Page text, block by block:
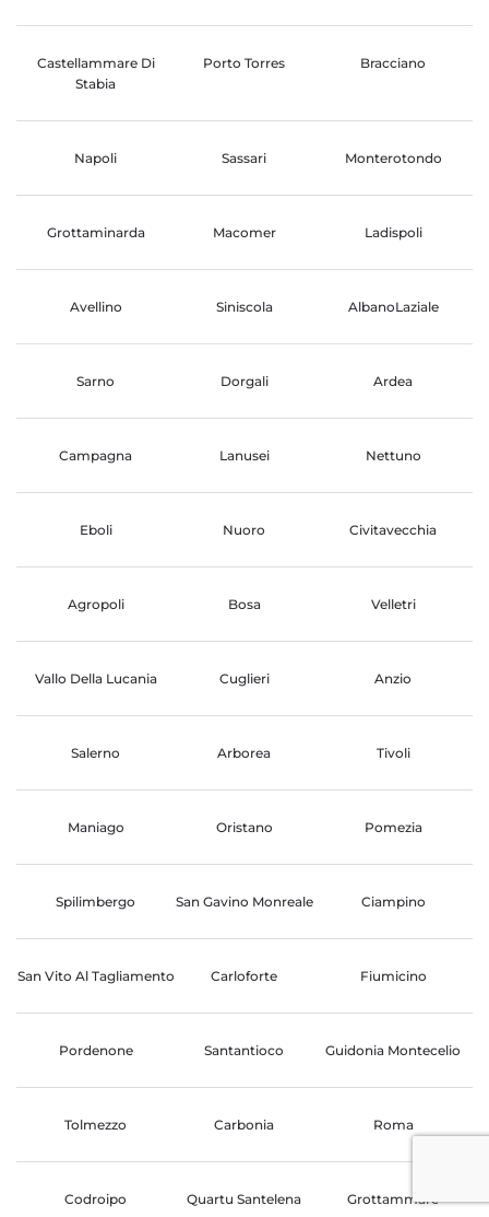
Castellammare Di
Stabia
Porto Torres Bracciano
Napoli Sassari Monterotondo
Grottaminarda Macomer Ladispoli
Avellino Siniscola AlbanoLaziale
Sarno Dorgali Ardea
Campagna Lanusei Nettuno
Eboli Nuoro Civitavecchia
Agropoli Bosa Velletri
Vallo Della Lucania Cuglieri Anzio
Salerno Arborea Tivoli
Maniago Oristano Pomezia
Spilimbergo San Gavino Monreale Ciampino
San Vito Al Tagliamento Carloforte Fiumicino
Pordenone Santantioco Guidonia Montecelio
Tolmezzo Carbonia Roma
Codroipo Quartu Santelena Grottammare